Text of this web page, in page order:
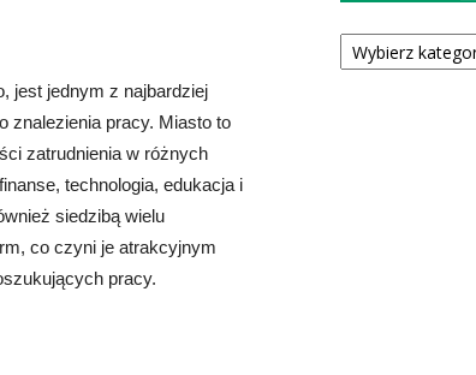
jest jednym z najbardziej
znalezienia pracy. Miasto to
zatrudnienia w różnych
technologia, edukacja i
siedzibą wielu
co czyni je atrakcyjnym
pracy.
Kategorie